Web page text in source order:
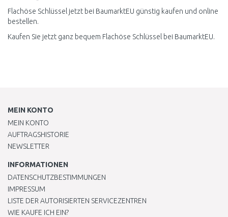
Flachöse Schlüssel jetzt bei BaumarktEU günstig kaufen und online
bestellen.
Kaufen Sie jetzt ganz bequem Flachöse Schlüssel bei BaumarktEU.
MEIN KONTO
MEIN KONTO
AUFTRAGSHISTORIE
NEWSLETTER
INFORMATIONEN
DATENSCHUTZBESTIMMUNGEN
IMPRESSUM
LISTE DER AUTORISIERTEN SERVICEZENTREN
WIE KAUFE ICH EIN?